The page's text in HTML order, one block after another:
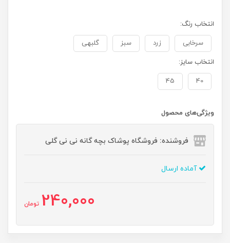
انتخاب رنگ:
سرخابی زرد سبز گلبهی
انتخاب سایز:
40
45
ویژگی‌های محصول
فروشنده: فروشگاه پوشاک بچه گانه نی نی گلی
آماده ارسال
240,000 تومان